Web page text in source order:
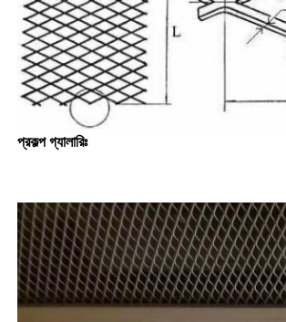
প্রকল্প গ্যালারিঃ